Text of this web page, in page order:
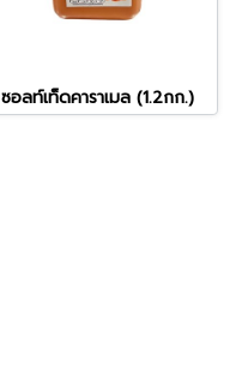
ซอลท์เท็ดคาราเมล (1.2กก.)